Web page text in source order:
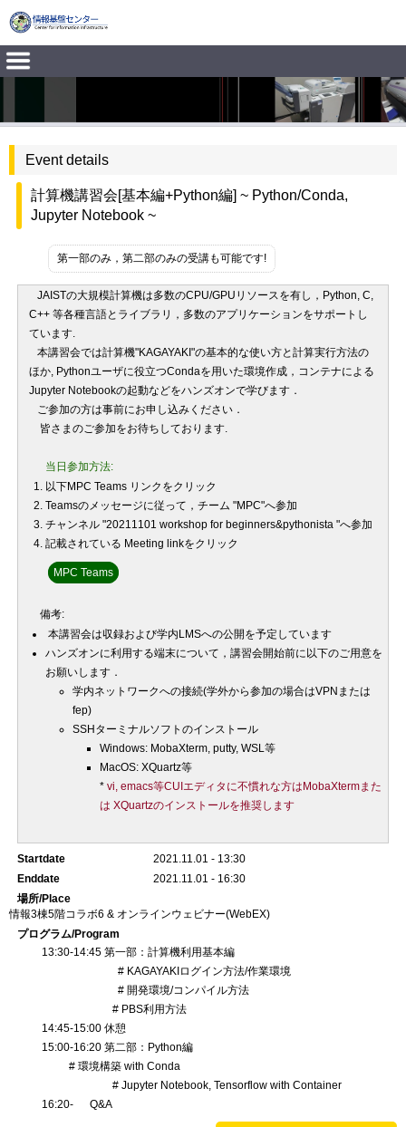
Event details
計算機講習会[基本編+Python編] ~ Python/Conda,
Jupyter Notebook ~
第一部のみ，第二部のみの受講も可能です!
JAISTの大規模計算機は多数のCPU/GPUリソースを有し，Python, C,
C++ 等各種言語とライブラリ，多数のアプリケーションをサポートし
ています.
本講習会では計算機"KAGAYAKI"の基本的な使い方と計算実行方法の
ほか, Pythonユーザに役立つCondaを用いた環境作成，コンテナによる
Jupyter Notebookの起動などをハンズオンで学びます．
ご参加の方は事前にお申し込みください．
皆さまのご参加をお待ちしております.
当日参加方法:
以下MPC Teamsリンク をクリック
Teamsのメッセージに従って，チーム "MPC"へ参加
チャンネル"20211101 workshop for beginners&pythonista "へ参加
記載されている Meeting linkをクリック
MPC Teams
備考:
本講習会は収録および学内LMSへの公開を予定しています
ハンズオンに利用する端末について，講習会開始前に以下のご用意を
お願いします．
学内ネットワークへの接続(学外から参加の場合はVPNまたは
fep)
SSHターミナルソフトのインストール
Windows: MobaXterm, putty, WSL等
MacOS: XQuartz等
* vi, emacs等CUIエディタに不慣れな方はMobaXtermまた
は XQuartzのインストールを推奨します
Startdate
2021.11.01 - 13:30
Enddate
2021.11.01 - 16:30
場所/Place
情報3棟5階コラボ6 & オンラインウェビナー(WebEX)
プログラム/Program
13:30-14:45 第一部：計算機利用基本編
# KAGAYAKIログイン方法/作業環境
# 開発環境/コンパイル方法
# PBS利用方法
14:45-15:00 休憩
15:00-16:20 第二部：Python編
# 環境構築 with Conda
# Jupyter Notebook, Tensorflow with Container
16:20- Q&A